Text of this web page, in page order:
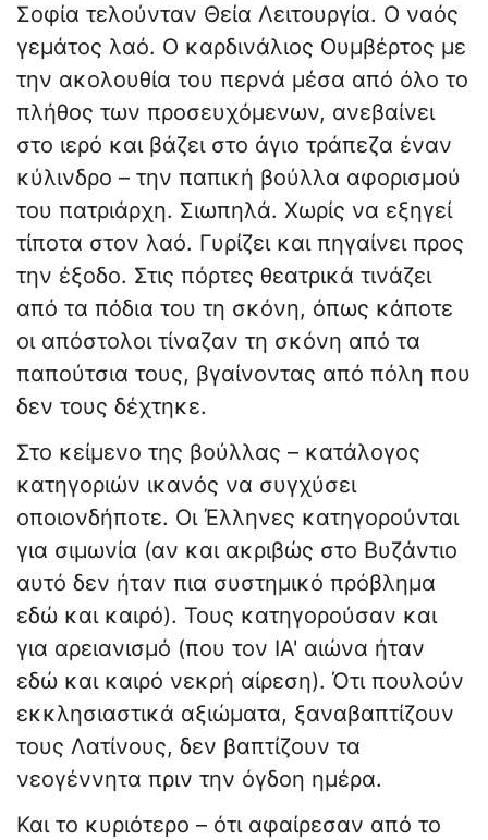
Σοφία τελούνταν Θεία Λειτουργία. Ο ναός
γεμάτος λαό. Ο καρδινάλιος Ουμβέρτος με
την ακολουθία του περνά μέσα από όλο το
πλήθος των προσευχόμενων, ανεβαίνει
στο ιερό και βάζει στο άγιο τράπεζα έναν
κύλινδρο – την παπική βούλλα αφορισμού
του πατριάρχη. ​Σιωπηλά. Χωρίς να εξηγεί
τίποτα στον λαό. Γυρίζει και πηγαίνει προς
την έξοδο. Στις πόρτες θεατρικά τινάζει
από τα πόδια του τη σκόνη, όπως κάποτε
οι απόστολοι τίναζαν τη σκόνη από τα
παπούτσια τους, βγαίνοντας από πόλη που
δεν τους δέχτηκε.
​Στο κείμενο της βούλλας – κατάλογος
κατηγοριών ικανός να συγχύσει
οποιονδήποτε. Οι Έλληνες κατηγορούνται
για σιμωνία (αν και ακριβώς στο Βυζάντιο
αυτό δεν ήταν πια συστημικό πρόβλημα
εδώ και καιρό). ​Τους κατηγορούσαν και
για αρειανισμό (που τον ΙΑ' αιώνα ήταν
εδώ και καιρό νεκρή αίρεση). Ότι πουλούν
εκκλησιαστικά αξιώματα, ξαναβαπτίζουν
τους Λατίνους, δεν βαπτίζουν τα
νεογέννητα πριν την όγδοη ημέρα.
​Και το κυριότερο – ότι αφαίρεσαν από το